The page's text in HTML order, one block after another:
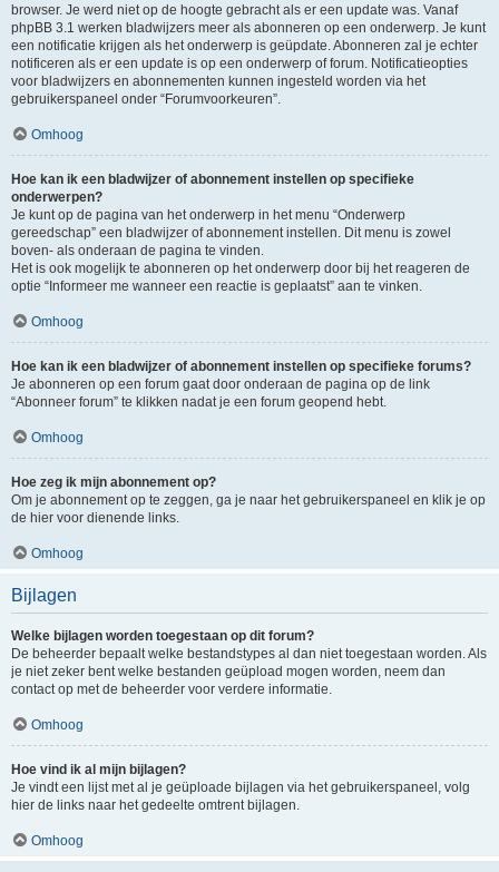
browser. Je werd niet op de hoogte gebracht als er een update was. Vanaf
phpBB 3.1 werken bladwijzers meer als abonneren op een onderwerp. Je kunt
een notificatie krijgen als het onderwerp is geüpdate. Abonneren zal je echter
notificeren als er een update is op een onderwerp of forum. Notificatieopties
voor bladwijzers en abonnementen kunnen ingesteld worden via het
gebruikerspaneel onder “Forumvoorkeuren”.
Omhoog
Hoe kan ik een bladwijzer of abonnement instellen op specifieke
onderwerpen?
Je kunt op de pagina van het onderwerp in het menu “Onderwerp
gereedschap” een bladwijzer of abonnement instellen. Dit menu is zowel
boven- als onderaan de pagina te vinden.
Het is ook mogelijk te abonneren op het onderwerp door bij het reageren de
optie “Informeer me wanneer een reactie is geplaatst” aan te vinken.
Omhoog
Hoe kan ik een bladwijzer of abonnement instellen op specifieke forums?
Je abonneren op een forum gaat door onderaan de pagina op de link
“Abonneer forum” te klikken nadat je een forum geopend hebt.
Omhoog
Hoe zeg ik mijn abonnement op?
Om je abonnement op te zeggen, ga je naar het gebruikerspaneel en klik je op
de hier voor dienende links.
Omhoog
Bijlagen
Welke bijlagen worden toegestaan op dit forum?
De beheerder bepaalt welke bestandstypes al dan niet toegestaan worden. Als
je niet zeker bent welke bestanden geüpload mogen worden, neem dan
contact op met de beheerder voor verdere informatie.
Omhoog
Hoe vind ik al mijn bijlagen?
Je vindt een lijst met al je geüploade bijlagen via het gebruikerspaneel, volg
hier de links naar het gedeelte omtrent bijlagen.
Omhoog